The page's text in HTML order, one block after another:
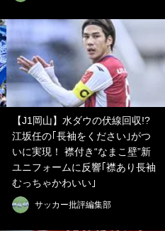
【J1岡山】水ダウの伏線回収!?
江坂任の｢長袖をください｣がつ
いに実現！ 襟付き“なまこ壁”新
ユニフォームに反響｢襟あり長袖
むっちゃかわいい｣
サッカー批評編集部